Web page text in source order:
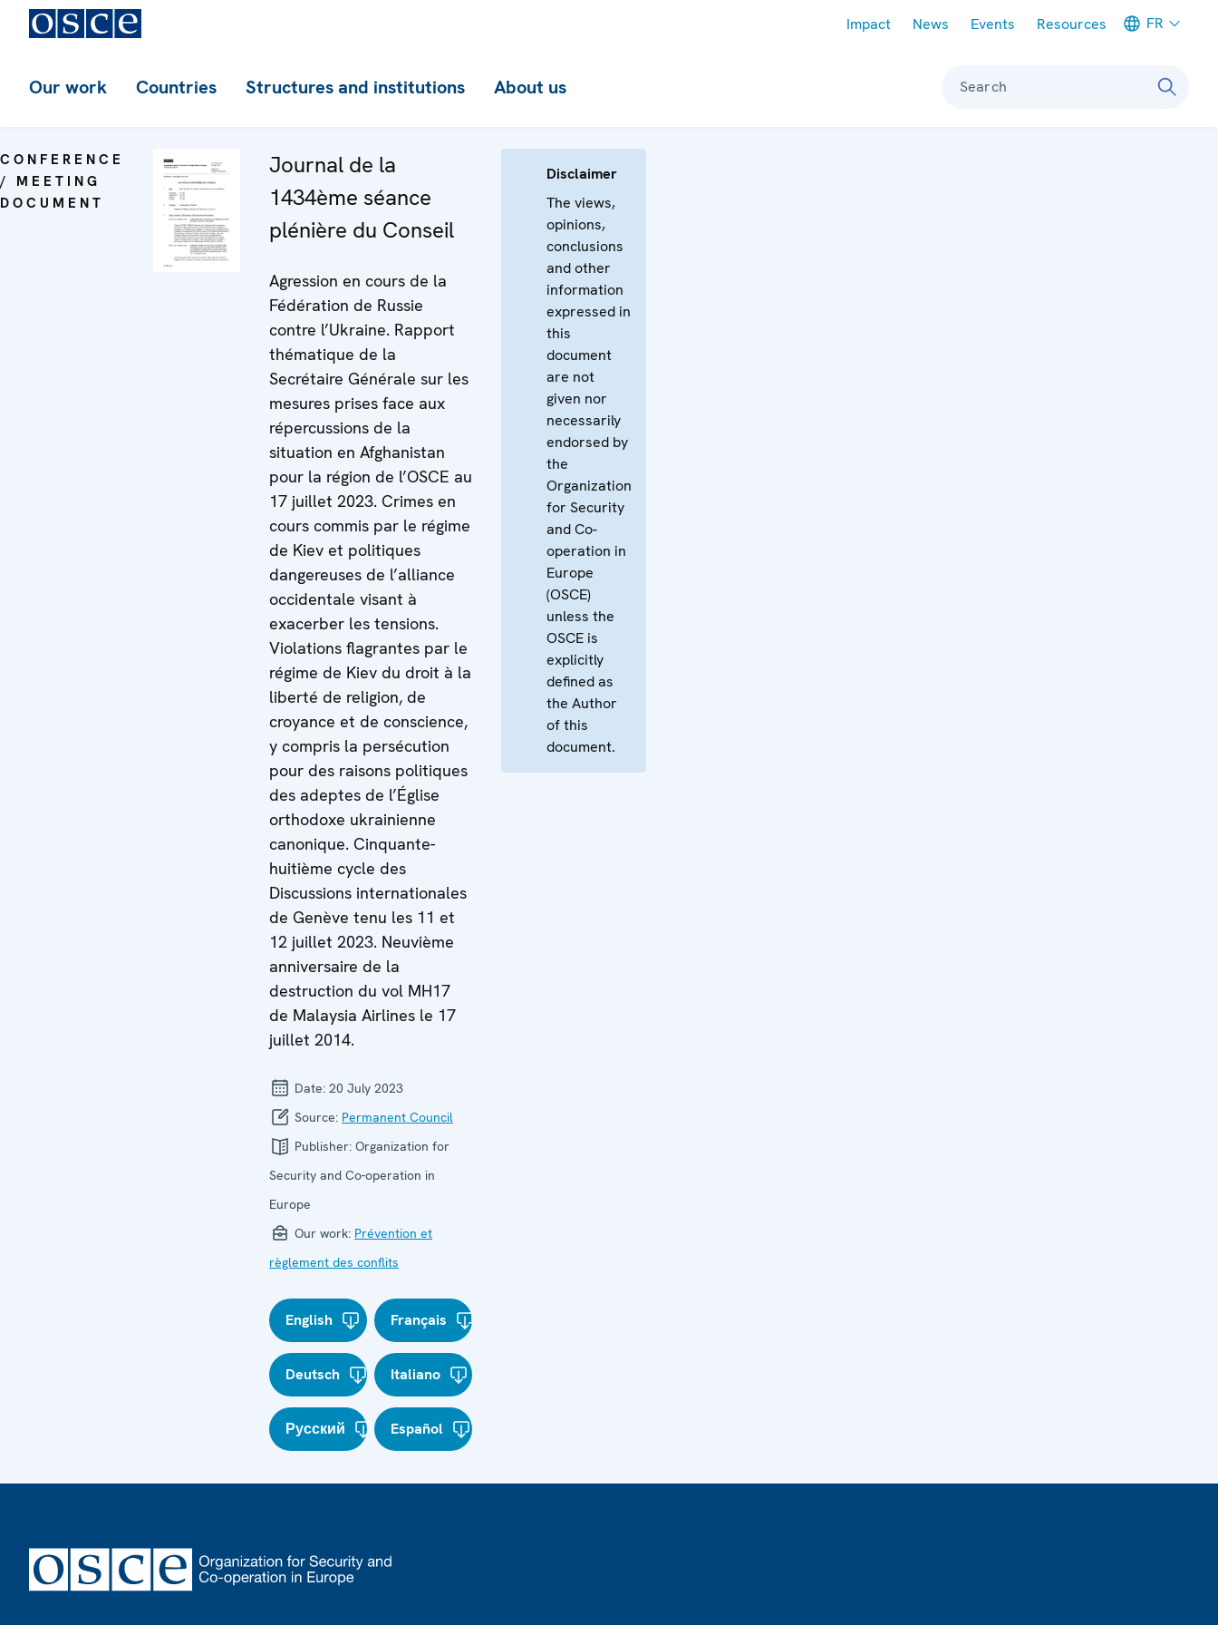
Impact News Events Resources FR
Our work Countries Structures and institutions About us Search
CONFERENCE
/ MEETING
DOCUMENT
Journal de la
1434ème séance
plénière du Conseil
Agression en cours de la
Fédération de Russie
contre l’Ukraine. Rapport
thématique de la
Secrétaire Générale sur les
mesures prises face aux
répercussions de la
situation en Afghanistan
pour la région de l’OSCE au
17 juillet 2023. Crimes en
cours commis par le régime
de Kiev et politiques
dangereuses de l’alliance
occidentale visant à
exacerber les tensions.
Violations flagrantes par le
régime de Kiev du droit à la
liberté de religion, de
croyance et de conscience,
y compris la persécution
pour des raisons politiques
des adeptes de l’Église
orthodoxe ukrainienne
canonique. Cinquante-
huitième cycle des
Discussions internationales
de Genève tenu les 11 et
12 juillet 2023. Neuvième
anniversaire de la
destruction du vol MH17
de Malaysia Airlines le 17
juillet 2014.
Date: 20 July 2023
Source: Permanent Council
Publisher: Organization for
Security and Co-operation in
Europe
Our work: Prévention et
règlement des conflits
English Français
Deutsch Italiano
Русский Español
Disclaimer
The views,
opinions,
conclusions
and other
information
expressed in
this
document
are not
given nor
necessarily
endorsed by
the
Organization
for Security
and Co-
operation in
Europe
(OSCE)
unless the
OSCE is
explicitly
defined as
the Author
of this
document.